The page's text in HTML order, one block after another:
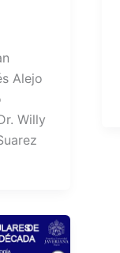
Alejo
Willy